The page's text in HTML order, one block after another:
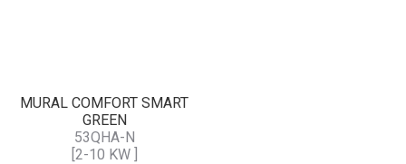
MURAL COMFORT SMART
GREEN
53QHA-N
[2-10 KW ]